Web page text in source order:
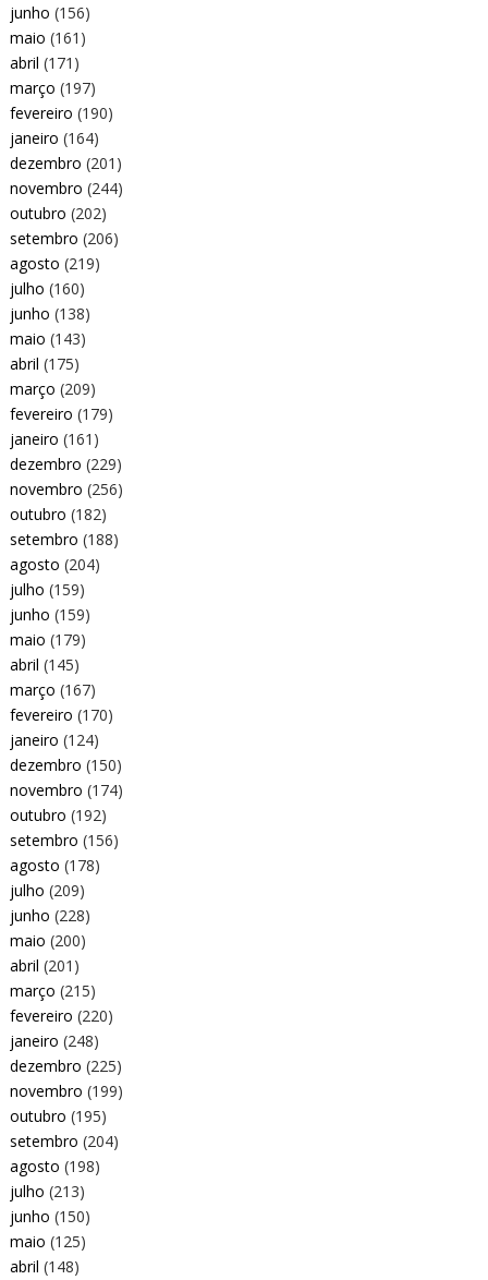
junho (156)
maio (161)
abril (171)
março (197)
fevereiro (190)
janeiro (164)
dezembro (201)
novembro (244)
outubro (202)
setembro (206)
agosto (219)
julho (160)
junho (138)
maio (143)
abril (175)
março (209)
fevereiro (179)
janeiro (161)
dezembro (229)
novembro (256)
outubro (182)
setembro (188)
agosto (204)
julho (159)
junho (159)
maio (179)
abril (145)
março (167)
fevereiro (170)
janeiro (124)
dezembro (150)
novembro (174)
outubro (192)
setembro (156)
agosto (178)
julho (209)
junho (228)
maio (200)
abril (201)
março (215)
fevereiro (220)
janeiro (248)
dezembro (225)
novembro (199)
outubro (195)
setembro (204)
agosto (198)
julho (213)
junho (150)
maio (125)
abril (148)